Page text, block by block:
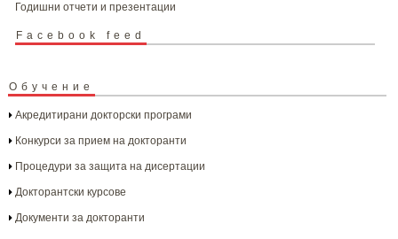
Годишни отчети и презентации
Facebook feed
Обучение
Акредитирани докторски програми
Конкурси за прием на докторанти
Процедури за защита на дисертации
Докторантски курсове
Документи за докторанти